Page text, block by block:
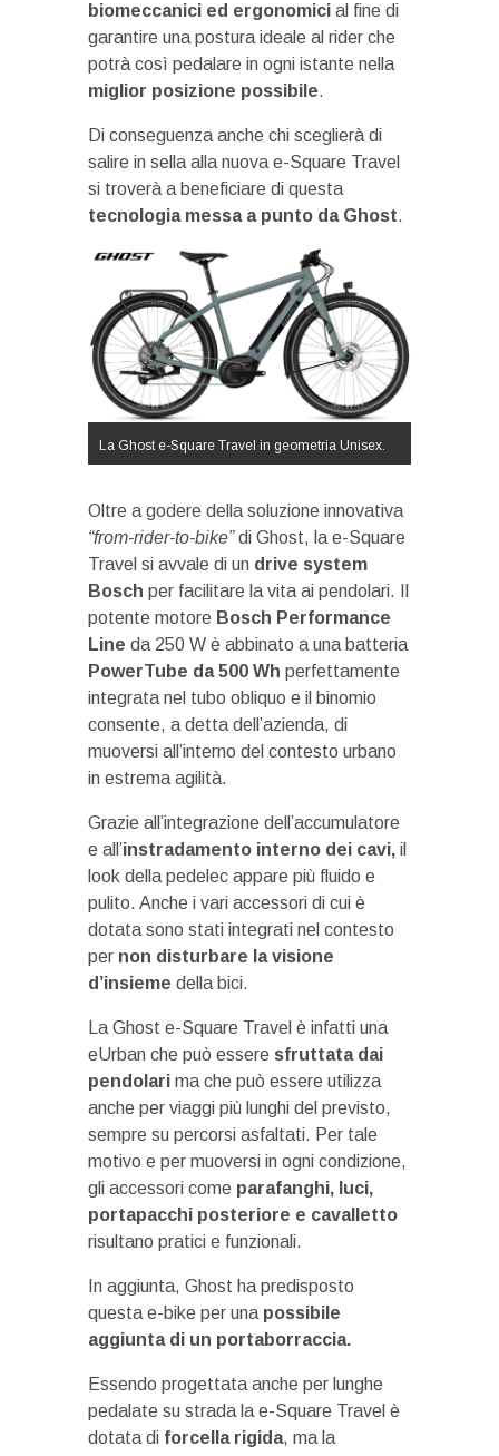
biomeccanici ed ergonomici al fine di
garantire una postura ideale al rider che
potrà così pedalare in ogni istante nella
miglior posizione possibile.
Di conseguenza anche chi sceglierà di
salire in sella alla nuova e-Square Travel
si troverà a beneficiare di questa
tecnologia messa a punto da Ghost.
La Ghost e-Square Travel in geometria Unisex.
Oltre a godere della soluzione innovativa
“from-rider-to-bike”di Ghost, la e-Square
Travel si avvale di un drive system
Bosch per facilitare la vita ai pendolari. Il
potente motore Bosch Performance
Line da 250 W è abbinato a una batteria
PowerTube da 500 Wh perfettamente
integrata nel tubo obliquo e il binomio
consente, a detta dell’azienda, di
muoversi all’interno del contesto urbano
in estrema agilità.
Grazie all’integrazione dell’accumulatore
e all’instradamento interno dei cavi, il
look della pedelec appare più fluido e
pulito. Anche i vari accessori di cui è
dotata sono stati integrati nel contesto
per non disturbare la visione
d’insieme della bici.
La Ghost e-Square Travel è infatti una
eUrban che può essere sfruttata dai
pendolari ma che può essere utilizza
anche per viaggi più lunghi del previsto,
sempre su percorsi asfaltati. Per tale
motivo e per muoversi in ogni condizione,
gli accessori come parafanghi, luci,
portapacchi posteriore e cavalletto
risultano pratici e funzionali.
In aggiunta, Ghost ha predisposto
questa e-bike per una possibile
aggiunta di un portaborraccia.
Essendo progettata anche per lunghe
pedalate su strada la e-Square Travel è
dotata di forcella rigida, ma la